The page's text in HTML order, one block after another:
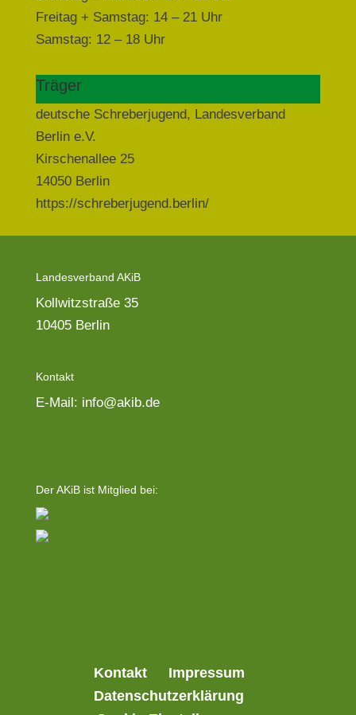
Freitag + Samstag: 14 – 21 Uhr
Samstag: 12 – 18 Uhr
Träger
deutsche Schreberjugend, Landesverband
Berlin e.V.​
Kirschenallee 25
14050 Berlin
https://schreberjugend.berlin/
Landesverband AKiB
Kollwitzstraße 35
10405 Berlin
Kontakt
E-Mail: info@akib.de
Der AKiB ist Mitglied bei:
Kontakt
Impressum
Datenschutzerklärung